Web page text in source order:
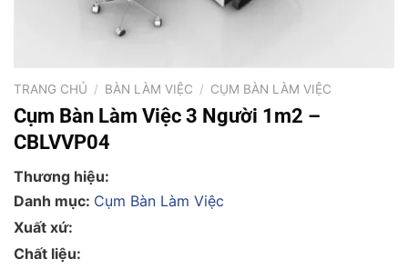
TRANG CHỦ / BÀN LÀM VIỆC / CỤM BÀN LÀM VIỆC
Cụm Bàn Làm Việc 3 Người 1m2 –
CBLVVP04
Thương hiệu:
Danh mục: Cụm Bàn Làm Việc
Xuất xứ:
Chất liệu: